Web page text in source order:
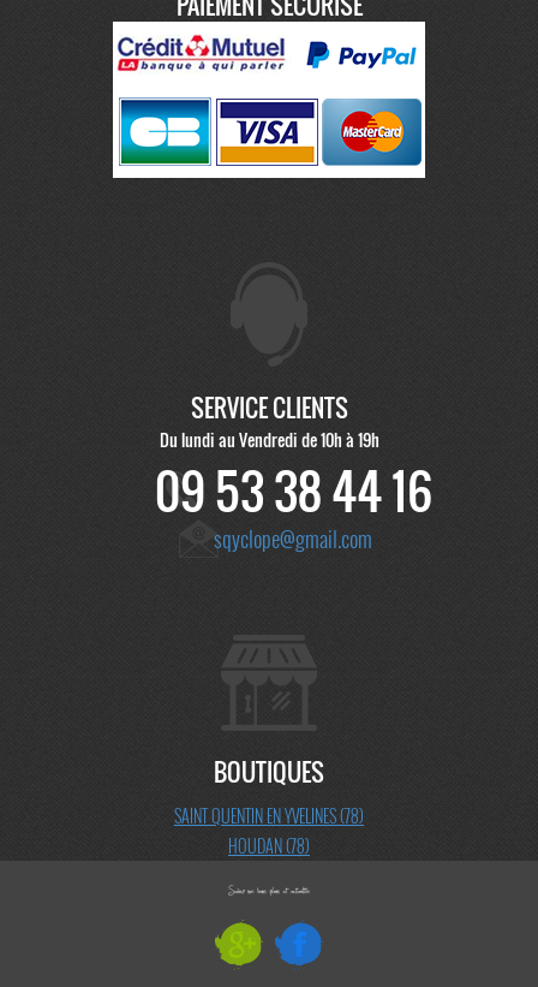
SERVICE CLIENTS
Du lundi au Vendredi de 10h à 19h
09 53 38 44 16
sqyclope@gmail.com
BOUTIQUES
SAINT QUENTIN EN YVELINES (78)
HOUDAN (78)